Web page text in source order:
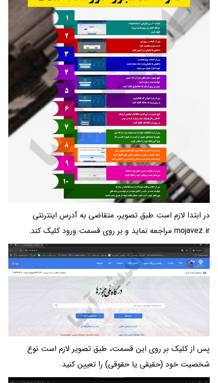
در ابتدا لازم است طبق تصویر، متقاضی به آدرس اینترنتی
mojavez.ir مراجعه نماید و بر روی قسمت ورود کلیک کند.
پس از کلیک بر روی این قسمت، طبق تصویر لازم است نوع
شخصیت خود (حقیقی یا حقوقی) را تعیین کنید.